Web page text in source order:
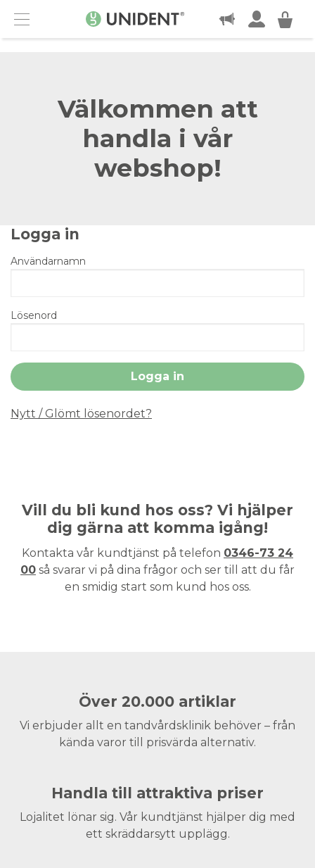
Menu
KONTAKT
Välkommen att
handla i vår
webshop!
Logga in
Användarnamn
Lösenord
Nytt / Glömt lösenordet?
Vill du bli kund hos oss? Vi hjälper
dig gärna att komma igång!
Kontakta vår kundtjänst på telefon 0346-73 24
00 så svarar vi på dina frågor och ser till att du får
en smidig start som kund hos oss.
Över 20.000 artiklar
Vi erbjuder allt en tandvårdsklinik behöver – från
kända varor till prisvärda alternativ.
Handla till attraktiva priser
Lojalitet lönar sig. Vår kundtjänst hjälper dig med
ett skräddarsytt upplägg.